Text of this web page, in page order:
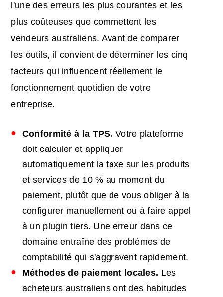
l'une des erreurs les plus courantes et les
plus coûteuses que commettent les
vendeurs australiens. Avant de comparer
les outils, il convient de déterminer les cinq
facteurs qui influencent réellement le
fonctionnement quotidien de votre
entreprise.
Conformité à la TPS. Votre plateforme
doit calculer et appliquer
automatiquement la taxe sur les produits
et services de 10 % au moment du
paiement, plutôt que de vous obliger à la
configurer manuellement ou à faire appel
à un plugin tiers. Une erreur dans ce
domaine entraîne des problèmes de
comptabilité qui s'aggravent rapidement.
Méthodes de paiement locales. Les
acheteurs australiens ont des habitudes